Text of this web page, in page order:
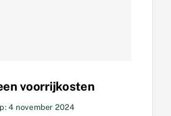
voorrijkosten
4 november 2024